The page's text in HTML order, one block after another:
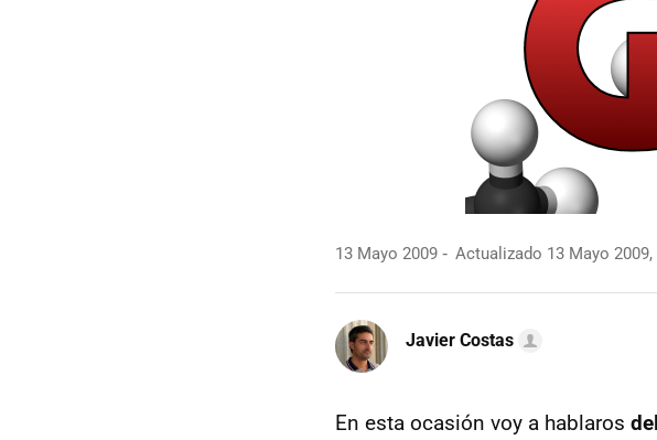
13 Mayo 2009 Actualizado 13 Mayo 2009,
Javier Costas
En esta ocasión voy a hablaros